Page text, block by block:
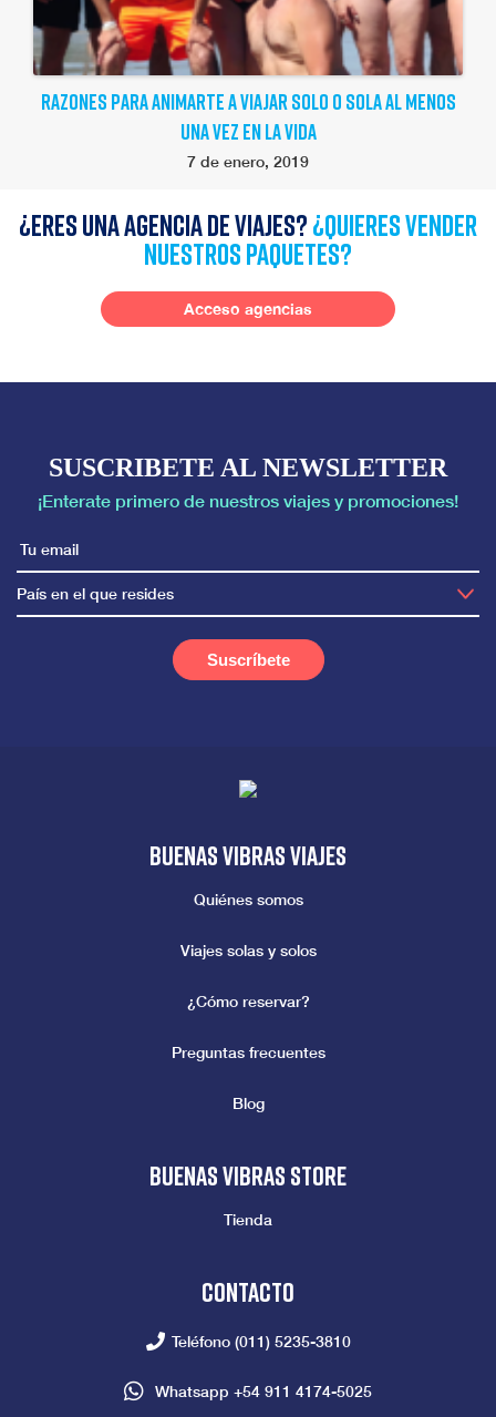
RAZONES PARA ANIMARTE A VIAJAR SOLO O SOLA AL MENOS
UNA VEZ EN LA VIDA
7 de enero, 2019
¿Eres una agencia de viajes?¿quieres vender
nuestros paquetes?
Acceso agencias
SUSCRIBETE AL NEWSLETTER
¡Enterate primero de nuestros viajes y promociones!
País en el que resides
Buenas vibras viajes
Quiénes somos
Viajes solas y solos
¿Cómo reservar?
Preguntas frecuentes
Blog
Buenas vibras store
Tienda
Contacto
Teléfono (011) 5235-3810
Whatsapp +54 911 4174-5025